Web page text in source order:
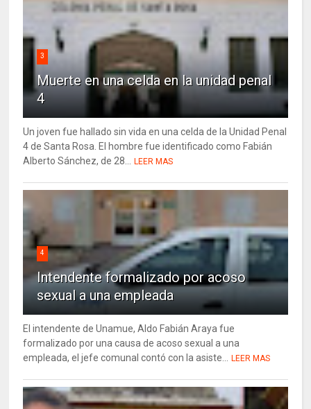
3
Muerte en una celda en la unidad penal
4
Un joven fue hallado sin vida en una celda de la Unidad Penal
4 de Santa Rosa. El hombre fue identificado como Fabián
Alberto Sánchez, de 28...
LEER MAS
4
Intendente formalizado por acoso
sexual a una empleada
El intendente de Unamue, Aldo Fabián Araya fue
formalizado por una causa de acoso sexual a una
empleada, el jefe comunal contó con la asiste...
LEER MAS